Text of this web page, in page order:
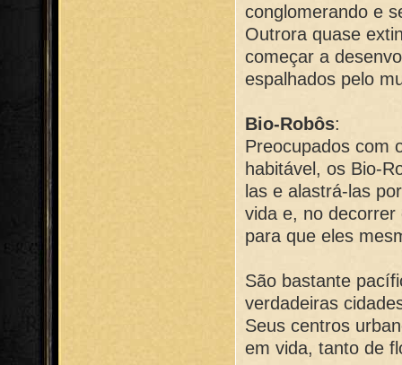
conglomerando e
Outrora quase
começar a
espalhados pelo
Bio-Robôs:
Preocupados com
habitável, os Bio-
las e alastrá-las
vida e, no
para que eles
São bastante
verdadeiras
Seus centros
em vida, tanto de